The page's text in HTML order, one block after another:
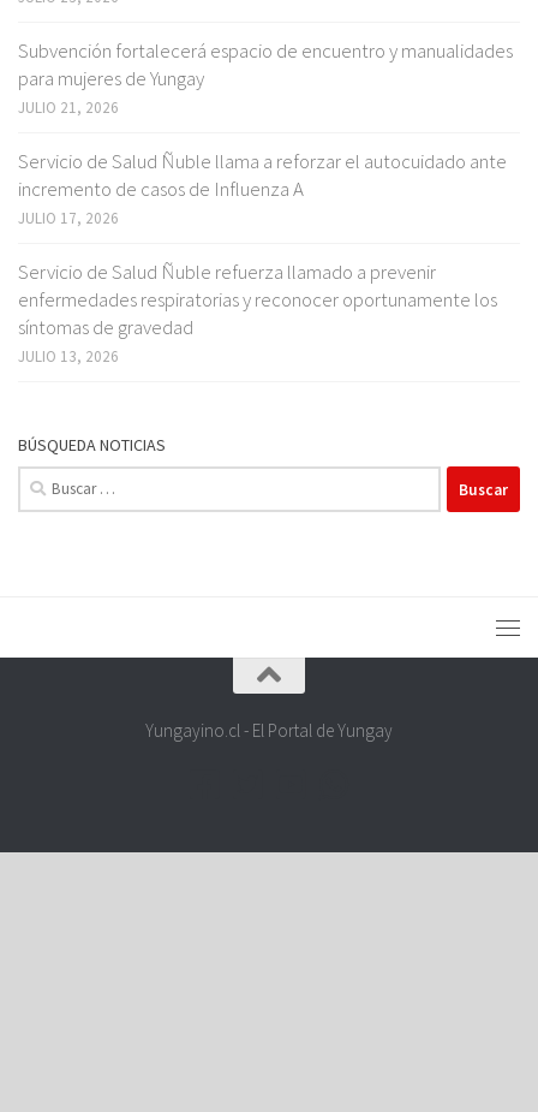
Subvención fortalecerá espacio de encuentro y manualidades
para mujeres de Yungay
JULIO 21, 2026
Servicio de Salud Ñuble llama a reforzar el autocuidado ante
incremento de casos de Influenza A
JULIO 17, 2026
Servicio de Salud Ñuble refuerza llamado a prevenir
enfermedades respiratorias y reconocer oportunamente los
síntomas de gravedad
JULIO 13, 2026
BÚSQUEDA NOTICIAS
Buscar:
Yungayino.cl - El Portal de Yungay